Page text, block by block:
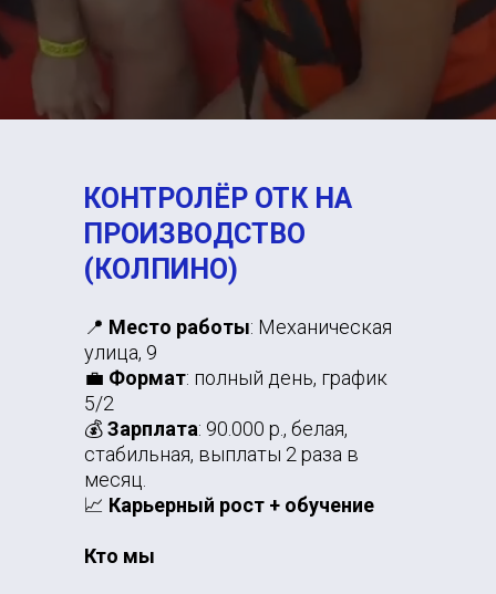
📍 Место работы: Механическая
улица, 9
💼 Формат: полный день, график
5/2
💰Зарплата: 90.000 р., белая,
стабильная, выплаты 2 раза в
месяц.
📈 Карьерный рост + обучение
Кто мы
КОНТРОЛЁР ОТК НА
ПРОИЗВОДСТВО
(КОЛПИНО)